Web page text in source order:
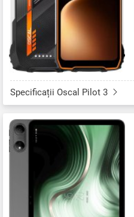
Specificații Oscal Pilot 3